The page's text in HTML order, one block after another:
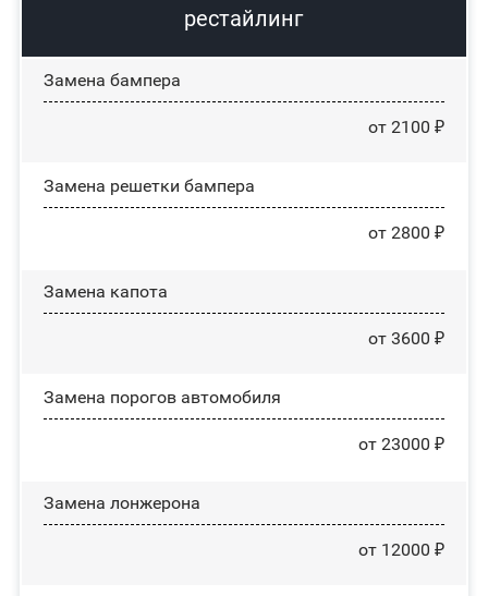
рестайлинг
Замена бампера
от 2100 ₽
Замена решетки бампера
от 2800 ₽
Замена капота
от 3600 ₽
Замена порогов автомобиля
от 23000 ₽
Замена лонжерона
от 12000 ₽